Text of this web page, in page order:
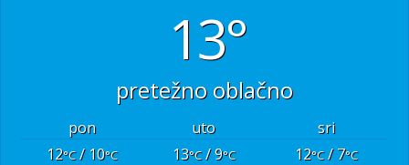
13°
pretežno oblačno
pon uto
sri
12°C/ 10°C 13°C/ 9°C 12°C/ 7°C